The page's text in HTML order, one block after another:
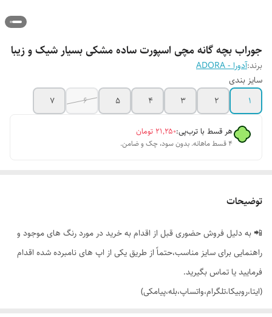
جوراب بچه گانه مچی اسپورت ساده مشکی بسیار شیک و زیبا
برند:آدورا - ADORA
سایز بندی
1
2
3
4
5
6
7
هر قسط با ترب‌پی:۲۱٬۲۵۰ تومان
۴ قسط ماهانه. بدون سود، چک و ضامن.
توضیحات
📲 به دلیل فروش حضوری قبل از اقدام به خرید در مورد رنگ های موجود و
راهنمایی برای سایز مناسب،حتماً از طریق یکی از اپ های نامبرده شده اقدام
فرمایید یا تماس بگیرید.
(ایتا،روبیکا،تلگرام،واتساپ،بله،پیامکی)